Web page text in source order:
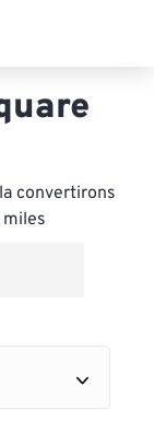
convertirons